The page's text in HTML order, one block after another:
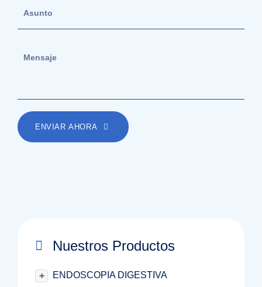
ENVIAR AHORA
Nuestros Productos
+
ENDOSCOPIA DIGESTIVA